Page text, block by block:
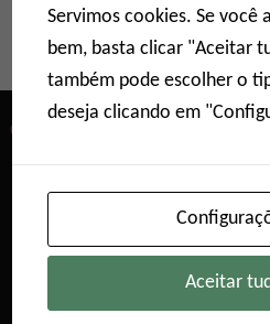
QUEM SOMOS
Servimos cookies. Se você
bem, basta clicar "Aceitar
também pode escolher o
deseja clicando em
Aceitar